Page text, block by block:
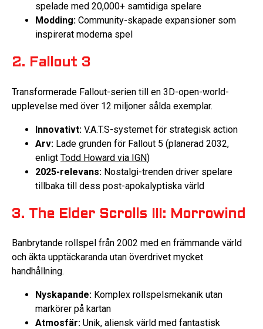
spelade med 20,000+ samtidiga spelare
Modding: Community-skapade expansioner som
inspirerat moderna spel
2. Fallout 3
Transformerade Fallout-serien till en 3D-open-world-
upplevelse med över 12 miljoner sålda exemplar.
Innovativt: V.A.T.S-systemet för strategisk action
Arv: Lade grunden för Fallout 5 (planerad 2032,
enligt Todd Howard via IGN)
2025-relevans: Nostalgi-trenden driver spelare
tillbaka till dess post-apokalyptiska värld
3. The Elder Scrolls III: Morrowind
Banbrytande rollspel från 2002 med en främmande värld
och äkta upptäckaranda utan överdrivet mycket
handhållning.
Nyskapande: Komplex rollspelsmekanik utan
markörer på kartan
Atmosfär: Unik, aliensk värld med fantastisk